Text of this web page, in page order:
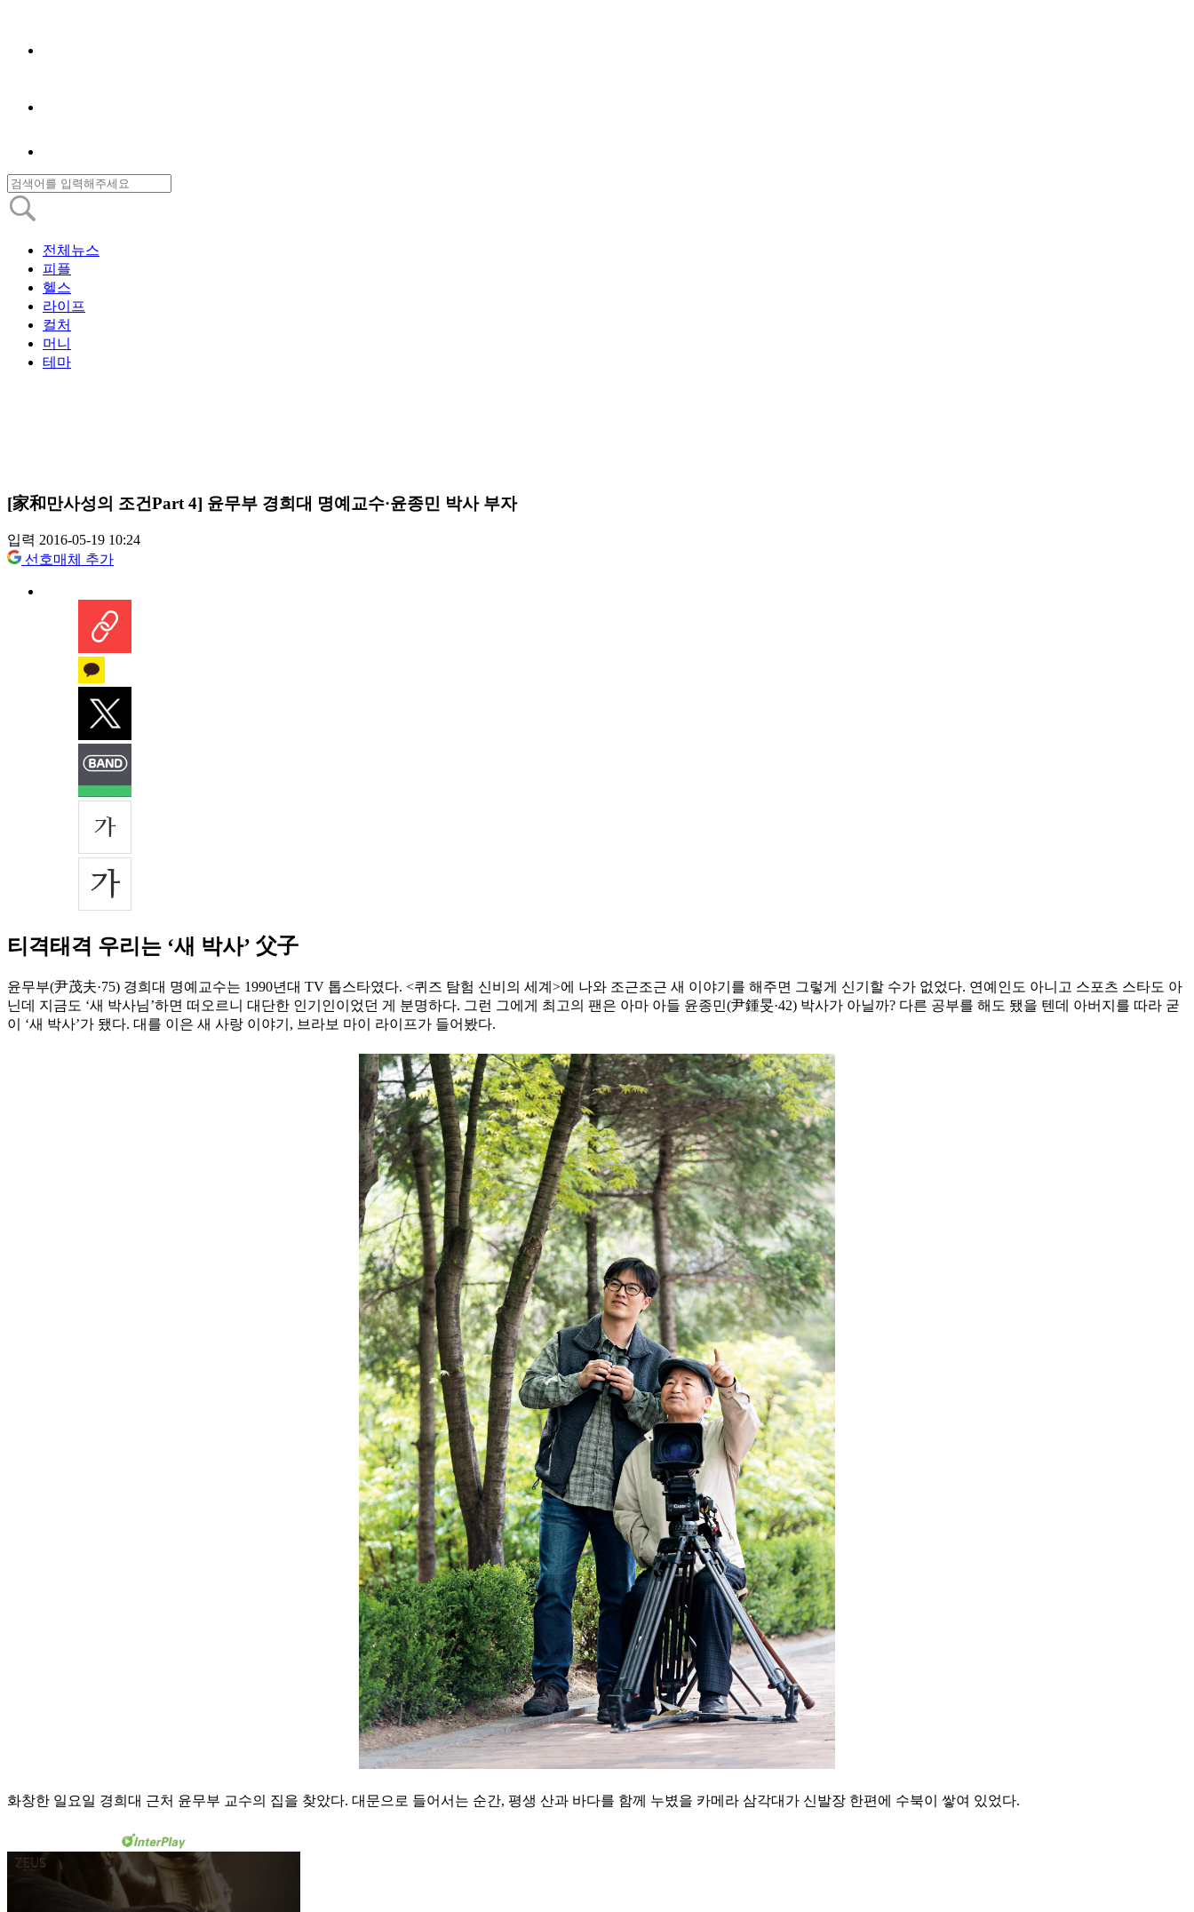
전체뉴스
피플
헬스
라이프
컬처
머니
테마
[家和만사성의 조건Part 4] 윤무부 경희대 명예교수·윤종민 박사 부자
입력 2016-05-19 10:24
선호매체 추가
티격태격 우리는 ‘새 박사’ 父子
윤무부(尹茂夫·75) 경희대 명예교수는 1990년대 TV 톱스타였다. <퀴즈 탐험 신비의 세계>에 나와 조근조근 새 이야기를 해주면 그렇게 신기할 수가 없었다. 연예인도 아니고 스포츠 스타도 아
닌데 지금도 ‘새 박사님’하면 떠오르니 대단한 인기인이었던 게 분명하다. 그런 그에게 최고의 팬은 아마 아들 윤종민(尹鍾旻·42) 박사가 아닐까? 다른 공부를 해도 됐을 텐데 아버지를 따라 굳
이 ‘새 박사’가 됐다. 대를 이은 새 사랑 이야기, 브라보 마이 라이프가 들어봤다.
화창한 일요일 경희대 근처 윤무부 교수의 집을 찾았다. 대문으로 들어서는 순간, 평생 산과 바다를 함께 누볐을 카메라 삼각대가 신발장 한편에 수북이 쌓여 있었다.